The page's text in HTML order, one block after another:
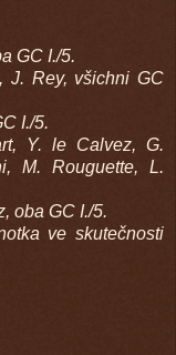
GC I./5.
J. Rey, všichni GC
I./5.
Y. le Calvez, G.
M. Rouguette, L.
oba GC I./5.
ve skutečnosti